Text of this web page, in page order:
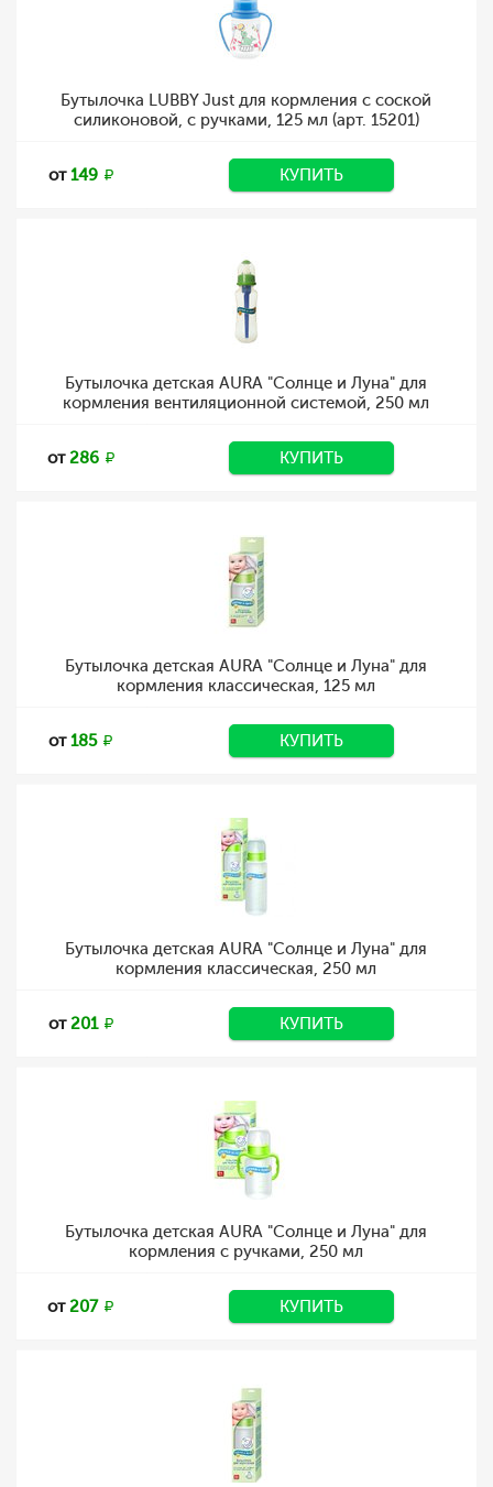
Бутылочка LUBBY Just для кормления с соской
силиконовой, с ручками, 125 мл (арт. 15201)
от149 КУПИТЬ
Бутылочка детская AURA "Солнце и Луна" для
кормления вентиляционной системой, 250 мл
от286 КУПИТЬ
Бутылочка детская AURA "Солнце и Луна" для
кормления классическая, 125 мл
от185 КУПИТЬ
Бутылочка детская AURA "Солнце и Луна" для
кормления классическая, 250 мл
от201 КУПИТЬ
Бутылочка детская AURA "Солнце и Луна" для
кормления с ручками, 250 мл
от207 КУПИТЬ